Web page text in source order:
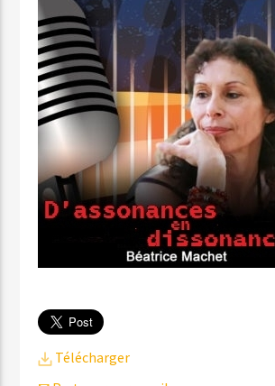
Télécharger